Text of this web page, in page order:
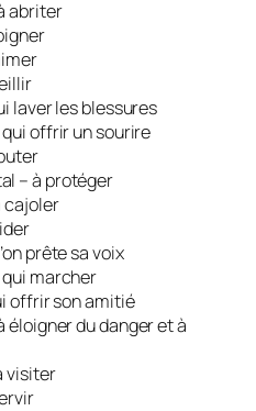
abriter
laver les blessures
offrir un sourire
– à protéger
cajoler
prête sa voix
qui marcher
offrir son amitié
éloigner du danger et à
visiter